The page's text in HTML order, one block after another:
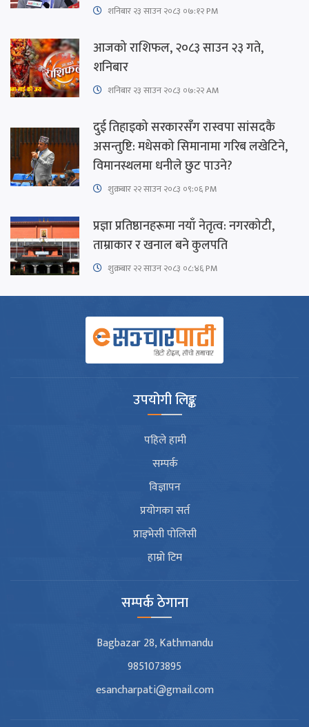
शनिबार २३ साउन २०८३ ०७:१२ PM
आजको राशिफल, २०८३ साउन २३ गते,
शनिबार
शनिबार २३ साउन २०८३ ०७:२२ AM
दुई तिहाइको सरकारसँग रास्वपा सांसदकै
असन्तुष्टि: मधेसको सिमानामा गरिब लखेटिने,
विमानस्थलमा धनीले छुट पाउने?
शुक्रबार​ २२ साउन २०८३ ०९:०६ PM
प्रज्ञा प्रतिष्ठानहरूमा नयाँ नेतृत्व: नगरकोटी,
ताम्राकार र खनाल बने कुलपति
शुक्रबार​ २२ साउन २०८३ ०८:४६ PM
उपयोगी लिङ्क
पहिले हामी
सम्पर्क
विज्ञापन
प्रयोगका सर्त
प्राइभेसी पोलिसी
हाम्रो टिम
सम्पर्क ठेगाना
Bagbazar 28, Kathmandu
9851073895
esancharpati@gmail.com